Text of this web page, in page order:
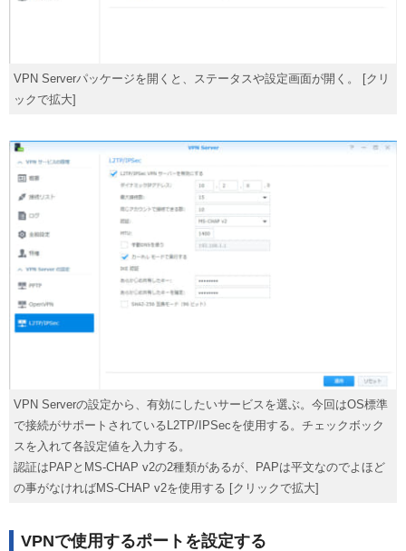
VPN Serverパッケージを開くと、ステータスや設定画面が開く。 [クリ
ックで拡大]
VPN Serverの設定から、有効にしたいサービスを選ぶ。今回はOS標準
で接続がサポートされているL2TP/IPSecを使用する。チェックボック
スを入れて各設定値を入力する。
認証はPAPとMS-CHAP v2の2種類があるが、PAPは平文なのでよほど
の事がなければMS-CHAP v2を使用する [クリックで拡大]
VPNで使用するポートを設定する